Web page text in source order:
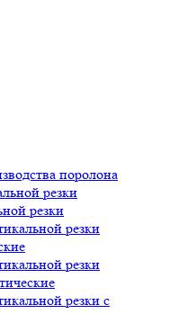
поролона
резки
резки
резки
резки
резки с